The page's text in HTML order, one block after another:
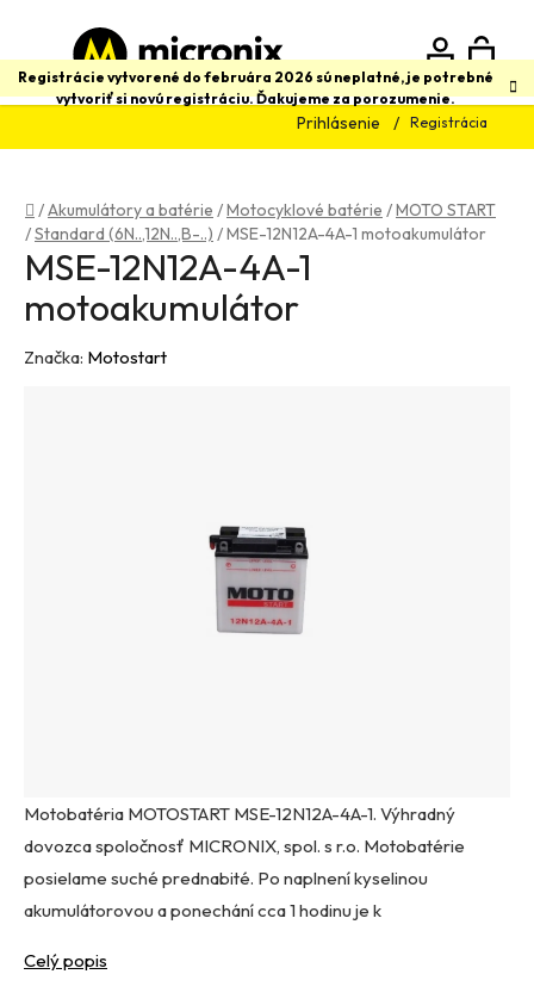
obsah
Registrácie vytvorené do februára 2026 sú neplatné, je potrebné
vytvoriť si novú registráciu. Ďakujeme za porozumenie.
Prihlásenie Registrácia
Hľadať
Domov
/Akumulátory a batérie /Motocyklové batérie /MOTO START
/Standard (6N..,12N..,B-..) /MSE-12N12A-4A-1 motoakumulátor
Motobatéria MOTOSTART MSE-12N12A-4A-1. Výhradný
dovozca spoločnosť MICRONIX, spol. s r.o. Motobatérie
posielame suché prednabité. Po naplnení kyselinou
akumulátorovou a ponechání cca 1 hodinu je k
Celý popis
MSE-12N12A-4A-1
motoakumulátor
Značka: Motostart